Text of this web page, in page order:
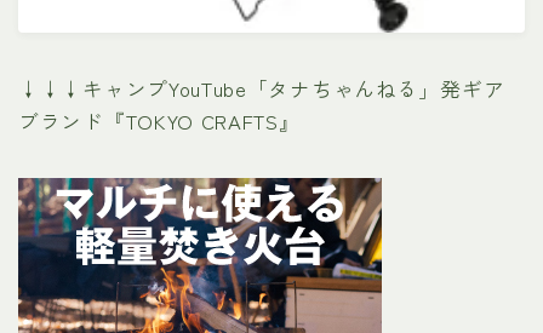
↓↓↓キャンプYouTube「タナちゃんねる」発ギア
ブランド『TOKYO CRAFTS』